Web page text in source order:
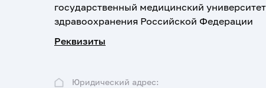
государственный медицинский
здравоохранения Российской Федерации
Реквизиты
Юридический адрес: